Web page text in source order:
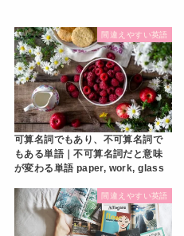
間違えやすい英語
可算名詞でもあり、不可算名詞で
もある単語｜不可算名詞だと意味
が変わる単語 paper, work, glass
間違えやすい英語